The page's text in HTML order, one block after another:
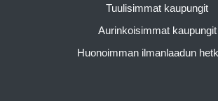
Tuulisimmat kaupungit
Aurinkoisimmat kaupungit
Huonoimman ilmanlaadun